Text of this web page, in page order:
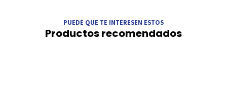
PUEDE QUE TE INTERESEN ESTOS
Productos recomendados